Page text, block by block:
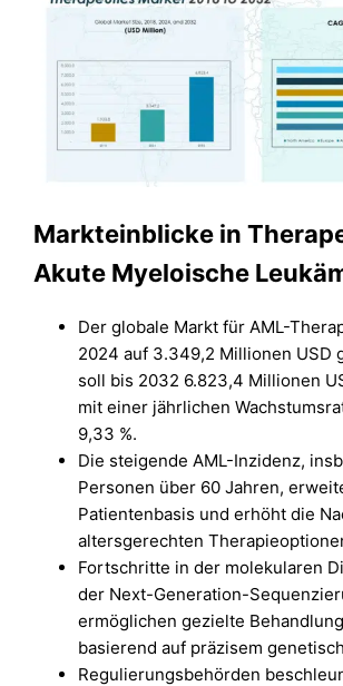
Markteinblicke in
Akute Myeloische
Der globale Markt für AML-
2024 auf 3.349,2 Millionen USD
soll bis 2032 6.823,4 Millionen
mit einer jährlichen
9,33 %.
Die steigende AML-Inzidenz,
Personen über 60 Jahren,
Patientenbasis und erhöht die
altersgerechten
Fortschritte in der molekularen
der Next-Generation-
ermöglichen gezielte
basierend auf präzisem
Regulierungsbehörden